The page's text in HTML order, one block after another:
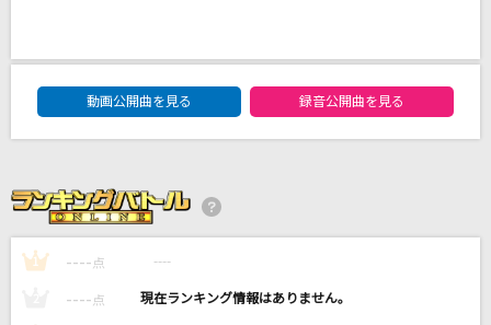
だから、ひとりじゃない(ビデオクリップバージ
ョン)
[生音]インフェルノ
DAM★ともボーカルエントリーランキング
動画公開曲を見る
録音公開曲を見る
1 ---- 点 ----
---- 点 ----